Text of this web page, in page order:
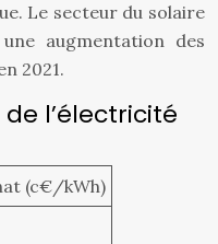
Le secteur du solaire
augmentation des
2021.
l’électricité
(c€/kWh)